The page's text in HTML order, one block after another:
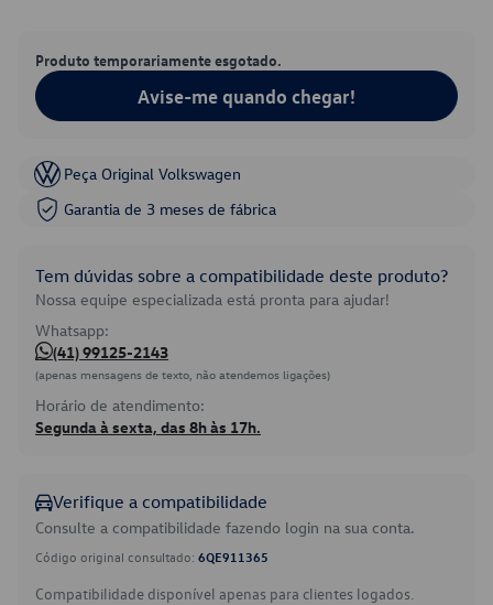
Produto temporariamente esgotado.
Avise-me quando chegar!
Peça Original Volkswagen
Garantia de 3 meses de fábrica
Tem dúvidas sobre a compatibilidade deste produto?
Nossa equipe especializada está pronta para ajudar!
Whatsapp:
(41) 99125-2143
(apenas mensagens de texto, não atendemos ligações)
Horário de atendimento:
Segunda à sexta, das 8h às 17h.
Verifique a compatibilidade
Consulte a compatibilidade fazendo login na sua conta.
Código original consultado: 6QE911365
Compatibilidade disponível apenas para clientes logados.